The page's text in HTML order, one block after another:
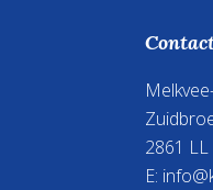
2861
E: